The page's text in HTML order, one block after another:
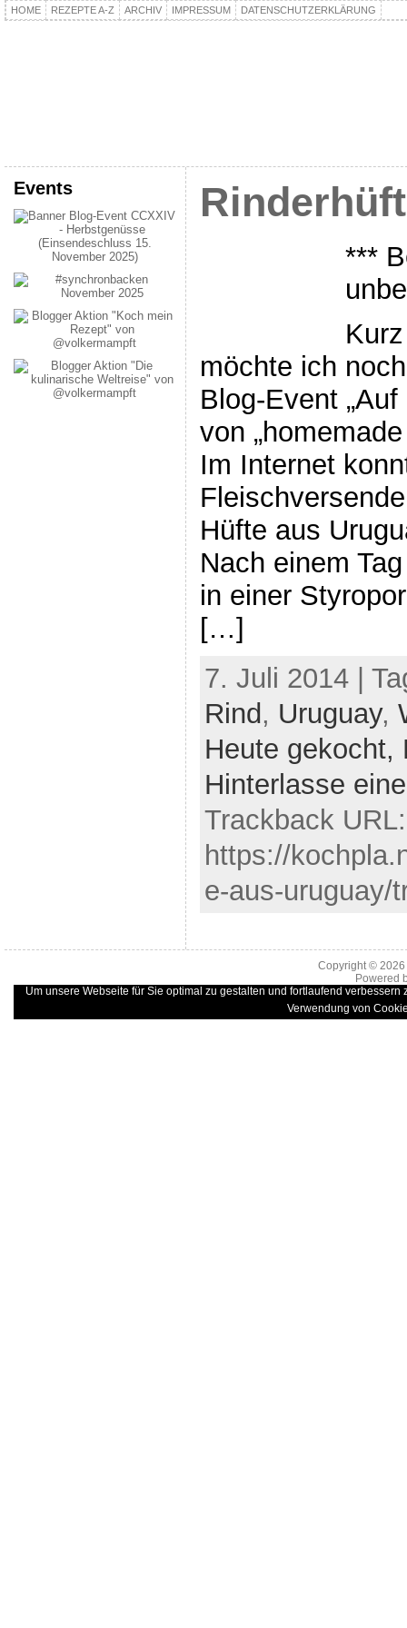
HOME REZEPTE A-Z ARCHIV IMPRESSUM DATENSCHUTZERKLÄRUNG
Events
***
möchte ich
Blog-Event
von
Im Internet
Hüfte aus
Nach einem
in einer
[…]
7. Juli 2014 |
Rind , Uruguay,
Heute gekocht,
Hinterlasse
Trackback URL:
https://
e-aus-uruguay/
Copyright ©
Powered
Um unsere Webseite für Sie optimal zu gestalten und fortlaufend
Verwendung von